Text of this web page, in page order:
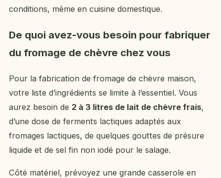
conditions, même en cuisine domestique.
De quoi avez-vous besoin pour fabriquer
du fromage de chèvre chez vous
Pour la fabrication de fromage de chèvre maison,
votre liste d’ingrédients se limite à l’essentiel. Vous
aurez besoin de 2 à 3 litres de lait de chèvre frais,
d’une dose de ferments lactiques adaptés aux
fromages lactiques, de quelques gouttes de présure
liquide et de sel fin non iodé pour le salage.
Côté matériel, prévoyez une grande casserole en